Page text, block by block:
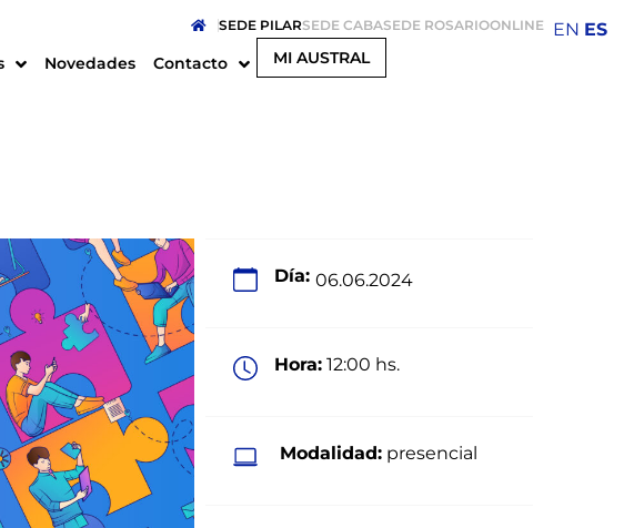
SEDE PILARSEDE CABASEDE ROSARIOONLINE
Novedades Contacto MI AUSTRAL
Día: 06.06.2024
Hora: 12:00 hs.
Modalidad: presencial
EN ES